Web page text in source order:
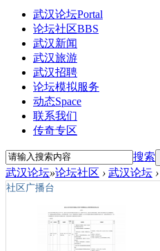
武汉论坛Portal
论坛社区BBS
武汉新闻
武汉旅游
武汉招聘
论坛模拟服务
动态Space
联系我们
传奇专区
搜索
武汉论坛»论坛社区 › 武汉论坛 ›
社区广播台